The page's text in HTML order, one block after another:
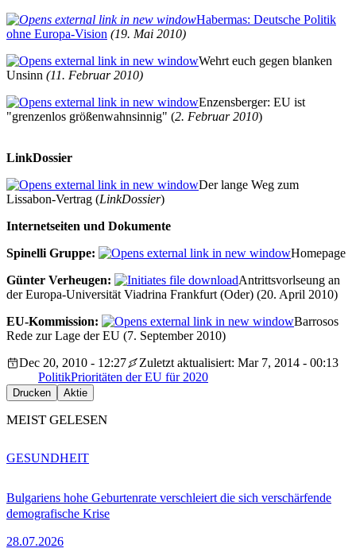
Habermas: Deutsche Politik
ohne Europa-Vision (19. Mai 2010)
Wehrt euch gegen blanken
Unsinn (11. Februar 2010)
Enzensberger: EU ist
"grenzenlos größenwahnsinnig" (2. Februar 2010)
LinkDossier
Der lange Weg zum
Lissabon-Vertrag (LinkDossier)
Internetseiten und Dokumente
Spinelli Gruppe:
Homepage
Günter Verheugen:
Antrittsvorlseung an
der Europa-Universität Viadrina Frankfurt (Oder) (20. April 2010)
EU-Kommission:
Barrosos
Rede zur Lage der EU (7. September 2010)
Dec 20, 2010 - 12:27
Zuletzt aktualisiert: Mar 7, 2014 - 00:13
PolitikPrioritäten der EU für 2020
Drucken Aktie
MEIST GELESEN
Bulgariens hohe Geburtenrate verschleiert die sich verschärfende
demografische Krise
28.07.2026
GESUNDHEIT